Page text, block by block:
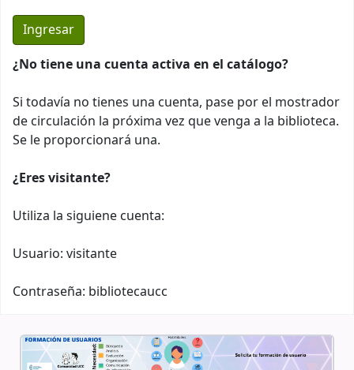
¿No tiene una cuenta activa en el catálogo?
Si todavía no tienes una cuenta, pase por el mostrador
de circulación la próxima vez que venga a la biblioteca.
Se le proporcionará una.
¿Eres visitante?
Utiliza la siguiene cuenta:
Usuario: visitante
Contraseña: bibliotecaucc